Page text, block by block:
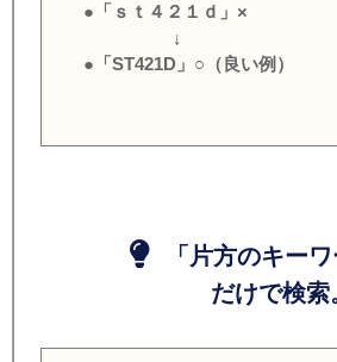
●「ｓｔ４２１ｄ」×
↓
●「ST421D」○（良い例）
「片方のキーワ
だけで検索